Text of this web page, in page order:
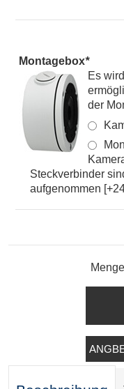
Montagebox*
Es
der
Steckverbinder
aufgenommen